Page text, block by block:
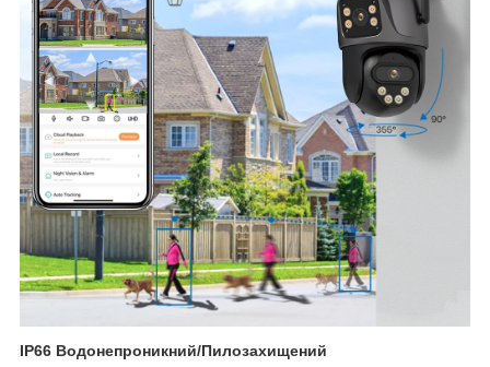
IP66 Водонепроникний/Пилозахищений